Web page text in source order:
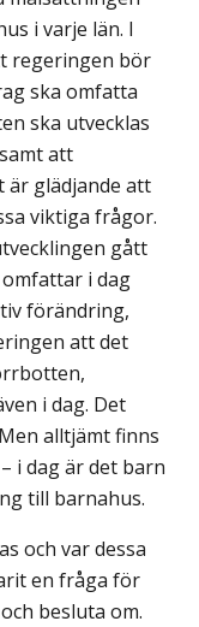
i varje län. I
regeringen bör
ska omfatta
ska utvecklas
att
är glädjande att
viktiga frågor.
gått
i dag
förändring,
att det
i dag. Det
alltjämt finns
i dag är det barn
till barnahus.
och var dessa
en fråga för
besluta om.